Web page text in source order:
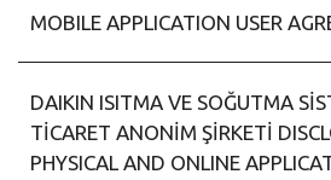
MOBILE APPLICATION USER
DAIKIN ISITMA VE SOĞUTMA
TİCARET ANONİM ŞİRKETİ
PHYSICAL AND ONLINE